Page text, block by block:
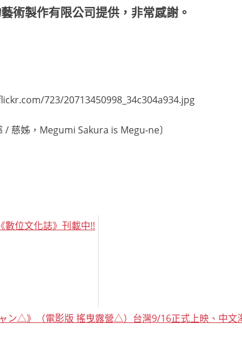
術製作有限公司提供，非常感謝。
/ 慈姊，Megumi Sakura is Megu-ne〕